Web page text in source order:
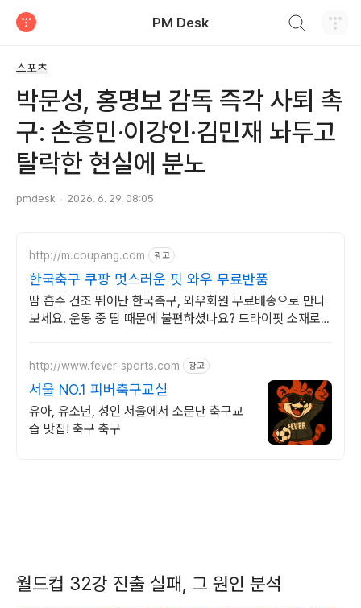
PM Desk
스포츠
박문성, 홍명보 감독 즉각 사퇴 촉
구: 손흥민·이강인·김민재 놔두고
탈락한 현실에 분노
pmdesk 2026. 6. 29. 08:05
http://m.coupang.com 광고
한국축구 쿠팡 멋스러운 핏 와우 무료반품
땀 흡수 건조 뛰어난 한국축구, 와우회원 무료배송으로 만나
보세요. 운동 중 땀 때문에 불편하셨나요? 드라이핏 소재로
http://www.fever-sports.com 광고
서울 NO.1 피버축구교실
유아, 유소년, 성인 서울에서 소문난 축구교
습 맛집! 축구 축구
월드컵 32강 진출 실패, 그 원인 분석